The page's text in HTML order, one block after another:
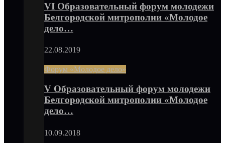
VI Образовательный форум молодежи
Белгородской митрополии «Молодое
дело…
22.08.2019
Форум «Молодое дело»
V Образовательный форум молодежи
Белгородской митрополии «Молодое
дело…
10.09.2018